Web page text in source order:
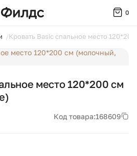
0
Кровать Basic спальное место
место 120*200 см
Код товара:168609